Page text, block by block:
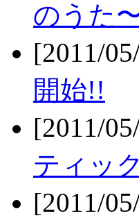
のうた
[2011/
開始!!
[2011/
ティッ
[2011/